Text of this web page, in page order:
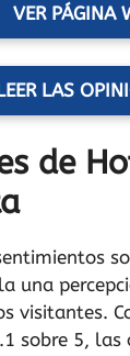
VER PÁGINA
LAS
de
una
visitantes.
sobre 5, las